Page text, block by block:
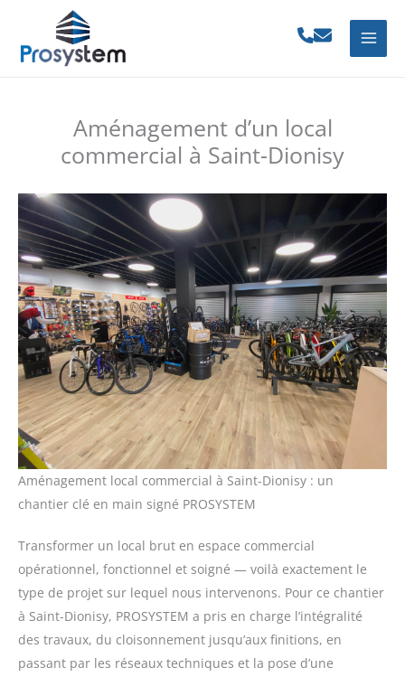
contenu
Aménagement d’un local
commercial à Saint-Dionisy
Aménagement local commercial à Saint-Dionisy : un
chantier clé en main signé PROSYSTEM
Transformer un local brut en espace commercial
opérationnel, fonctionnel et soigné — voilà exactement le
type de projet sur lequel nous intervenons. Pour ce chantier
à Saint-Dionisy, PROSYSTEM a pris en charge l’intégralité
des travaux, du cloisonnement jusqu’aux finitions, en
passant par les réseaux techniques et la pose d’une